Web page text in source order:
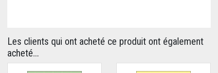
Les clients qui ont acheté ce produit ont également
acheté...